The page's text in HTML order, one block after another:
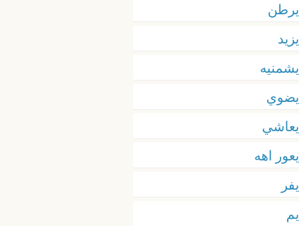
يرطن
يزيد
يشمنيه
يضوي
يعاشي
يعور اهه
يفر
يم